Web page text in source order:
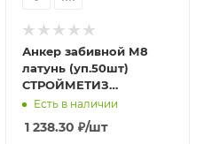
Анкер забивной М8
латунь (уп.50шт)
СТРОЙМЕТИЗ
UTORM9689211
Есть в наличии
1 238.30 ₽/шт